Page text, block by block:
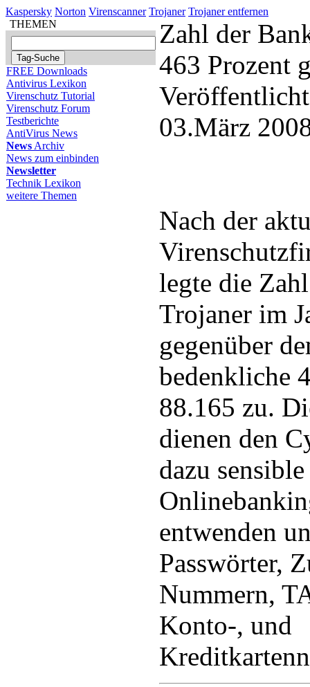
Kaspersky Norton Virenscanner Trojaner Trojaner entfernen
THEMEN
FREE Downloads
Antivirus Lexikon
Virenschutz Tutorial
Virenschutz Forum
Testberichte
AntiVirus News
News Archiv
News zum einbinden
Newsletter
Technik Lexikon
weitere Themen
Zahl der
463 Prozent
03.März
Nach der
legte die
Trojaner im
gegenüber
bedenkliche
88.165 zu.
dienen den
dazu
entwenden
Passwörter,
Nummern,
Konto-, und